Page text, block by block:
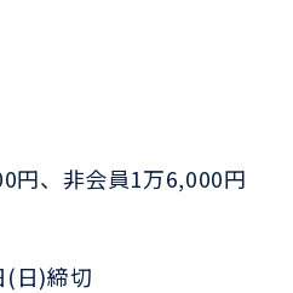
円、非会員1万6,000円
(日)締切